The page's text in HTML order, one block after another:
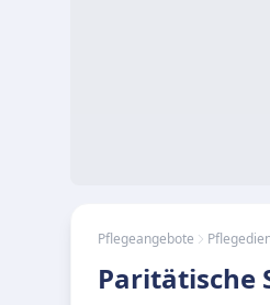
Pflegeangebote
Paritätische